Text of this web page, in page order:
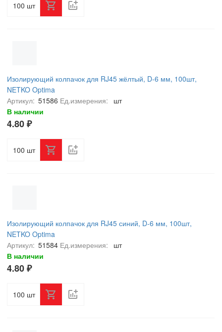
шт
Изолирующий колпачок для RJ45 жёлтый, D-6 мм, 100шт,
NETKO Optima
Артикул: 51586 Ед.измерения:
шт
В наличии
4.80 ₽
шт
Изолирующий колпачок для RJ45 синий, D-6 мм, 100шт,
NETKO Optima
Артикул: 51584 Ед.измерения:
шт
В наличии
4.80 ₽
шт